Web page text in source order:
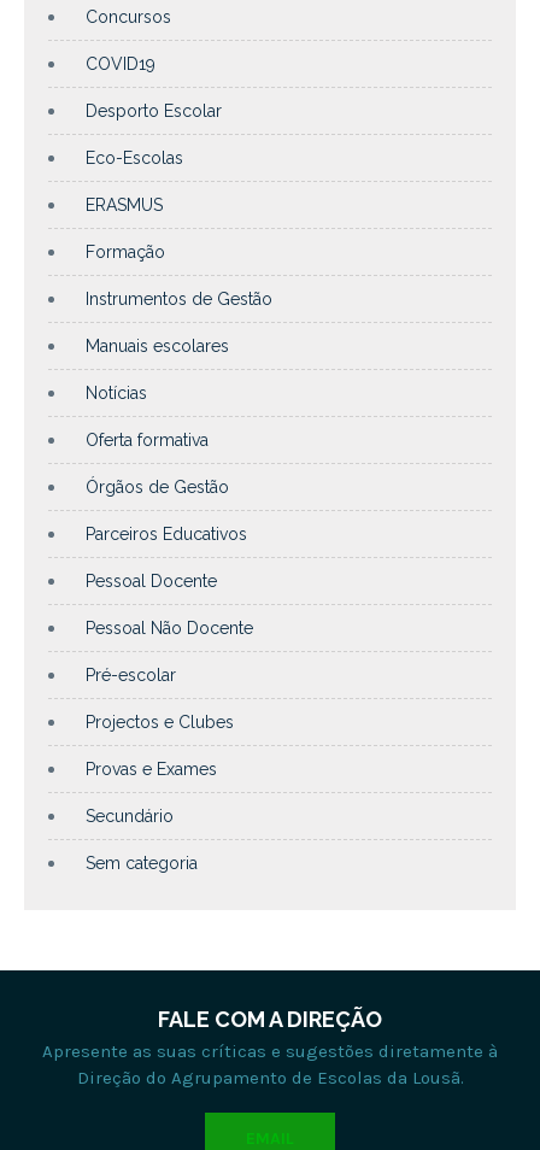
Concursos
COVID19
Desporto Escolar
Eco-Escolas
ERASMUS
Formação
Instrumentos de Gestão
Manuais escolares
Notícias
Oferta formativa
Órgãos de Gestão
Parceiros Educativos
Pessoal Docente
Pessoal Não Docente
Pré-escolar
Projectos e Clubes
Provas e Exames
Secundário
Sem categoria
FALE COM A DIREÇÃO
Apresente as suas críticas e sugestões diretamente à
Direção do Agrupamento de Escolas da Lousã.
EMAIL